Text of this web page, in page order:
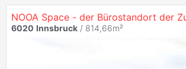
6020 Innsbruck / 814,66m²